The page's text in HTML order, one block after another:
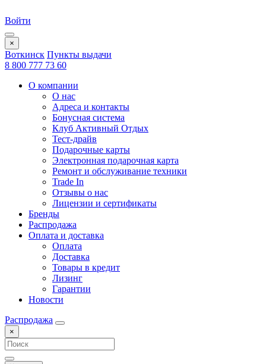
Войти
×
Воткинск Пункты выдачи
8 800 777 73 60
О компании
О нас
Адреса и контакты
Бонусная система
Клуб Активный Отдых
Тест-драйв
Подарочные карты
Электронная подарочная карта
Ремонт и обслуживание техники
Trade In
Отзывы о нас
Лицензии и сертификаты
Бренды
Распродажа
Оплата и доставка
Оплата
Доставка
Товары в кредит
Лизинг
Гарантии
Новости
Распродажа
×